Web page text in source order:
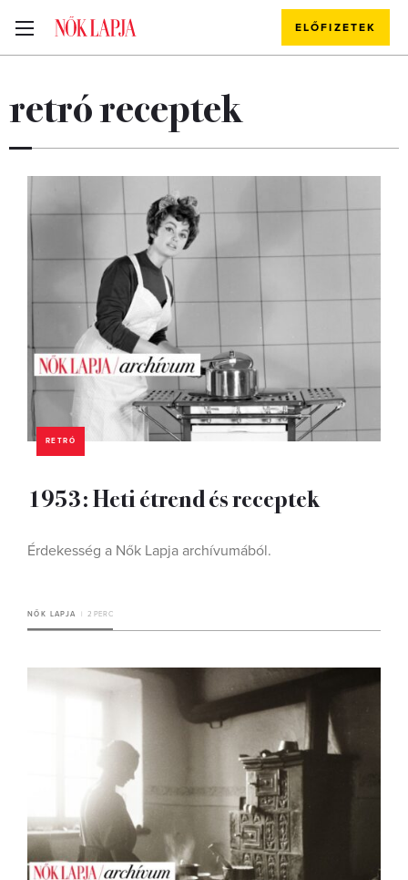
ELŐFIZETEK
retró receptek
RETRÓ
1953: Heti étrend és receptek
Érdekesség a Nők Lapja archívumából.
NŐK LAPJA 2 PERC